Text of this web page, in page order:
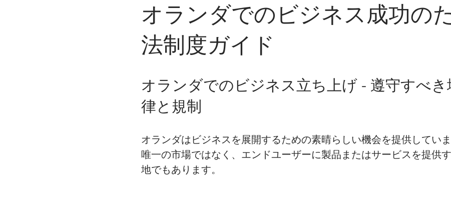
オランダでのビジネス成功の
法制度ガイド
オランダでのビジネス立ち上げ - 遵守すべき
律と規制
オランダはビジネスを展開するための素晴らしい機会を提供してい
唯一の市場ではなく、エンドユーザーに製品またはサービスを提供
地でもあります。